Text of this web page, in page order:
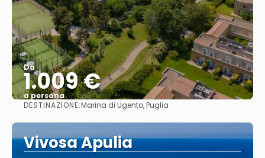
Da
1.009 €
a persona
Vedere
DESTINAZIONE:Marina di Ugento, Puglia
Vivosa Apulia